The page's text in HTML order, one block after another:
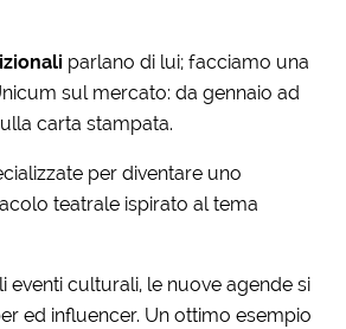
parlano di lui; facciamo una
sul mercato: da gennaio ad
carta stampata.
per diventare uno
teatrale ispirato al tema
eventi culturali, le nuove agende si
ed influencer. Un ottimo esempio